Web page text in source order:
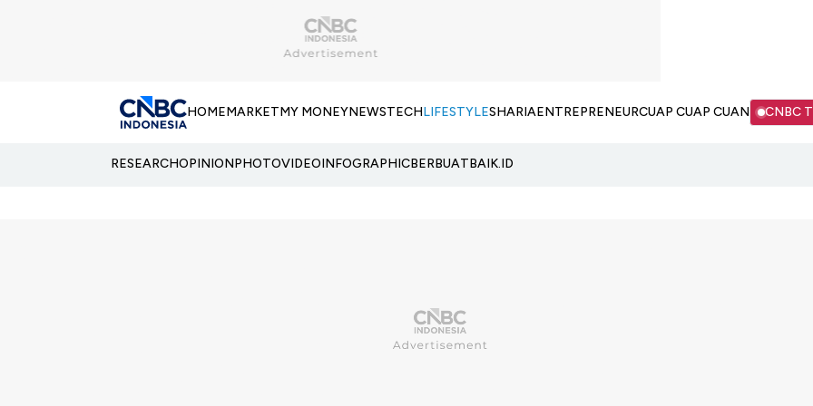
HOMEMARKETMY MONEYNEWSTECHLIFESTYLESHARIAENTREPRENEURCUAP CUAP CUAN CNBC
RESEARCHOPINIONPHOTOVIDEOINFOGRAPHICBERBUATBAIK.ID